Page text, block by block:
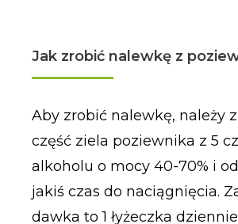
Jak zrobić nalewkę z
Aby zrobić nalewkę, należy
część ziela poziewnika z 5
alkoholu o mocy 40-70% i
jakiś czas do naciągnięcia.
dawka to 1 łyżeczka